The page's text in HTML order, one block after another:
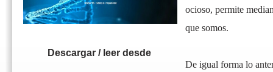
ocioso, permite
que somos.
De igual forma lo
Descargar / leer desde